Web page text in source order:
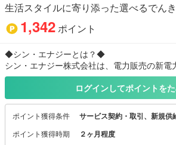
生活スタイルに寄り添った選べるでん
1,342ポイント
◆シン・エナジーとは？◆
シン・エナジー株式会社は、電力販売の新電
ともに、
太陽光・水力・風力・バイオマスなどの複数
の開発を全国で行っています。
・生活スタイルに寄り添った“選べるプラン”
ン選択可能
ログインしてポイントを
ポイント獲得条件 サービス契約・取引、新規供
ポイント獲得時期 ２ヶ月程度